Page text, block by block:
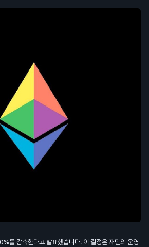
를 감축한다고 발표했습니다. 이 결정은 재단의 운영